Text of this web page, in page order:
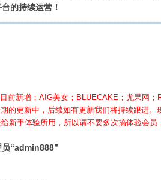
的持续运营！
前新增：AIG美女；BLUECAKE；尤果网；
的更新中，后续如有更新我们将持续跟进。
新手体验所用，所以请不要多次搞体验会员
员“admin888”